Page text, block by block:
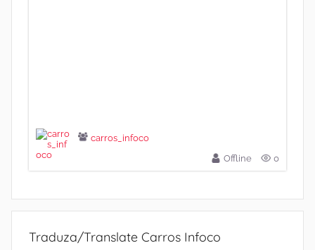
carros_infoco
Offline
0
Traduza/Translate Carros Infoco